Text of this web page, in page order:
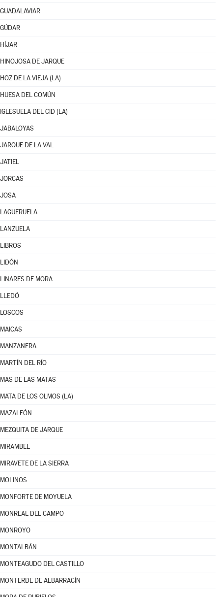
GUADALAVIAR
GÚDAR
HÍJAR
HINOJOSA DE JARQUE
HOZ DE LA VIEJA (LA)
HUESA DEL COMÚN
IGLESUELA DEL CID (LA)
JABALOYAS
JARQUE DE LA VAL
JATIEL
JORCAS
JOSA
LAGUERUELA
LANZUELA
LIBROS
LIDÓN
LINARES DE MORA
LLEDÓ
LOSCOS
MAICAS
MANZANERA
MARTÍN DEL RÍO
MAS DE LAS MATAS
MATA DE LOS OLMOS (LA)
MAZALEÓN
MEZQUITA DE JARQUE
MIRAMBEL
MIRAVETE DE LA SIERRA
MOLINOS
MONFORTE DE MOYUELA
MONREAL DEL CAMPO
MONROYO
MONTALBÁN
MONTEAGUDO DEL CASTILLO
MONTERDE DE ALBARRACÍN